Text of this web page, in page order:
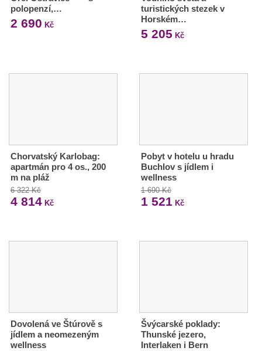
polopenzí,…
2 690 Kč
turistických stezek v
Horském…
5 205 Kč
Chorvatský Karlobag:
apartmán pro 4 os., 200
m na pláž
6 322 Kč
4 814 Kč
Pobyt v hotelu u hradu
Buchlov s jídlem i
wellness
1 690 Kč
1 521 Kč
Dovolená ve Štúrově s
jídlem a neomezeným
wellness
Švýcarské poklady:
Thunské jezero,
Interlaken i Bern